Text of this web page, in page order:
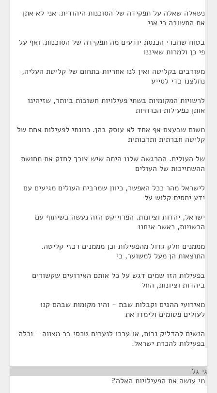
נשאלה שאלה על תפקידה של הסוכנות היהודית. אני לא אתן
את התשובה כי אני
בטוח שחברי הכנסת יודעים מה תפקידה של הסוכנות. ואף על
פי כן ולמרות שאיננו
מעורבים בקליטה ואין לנו אחריות בתחום של קליטת העליה,
נחלצנו כדי לסייע
לרשויות המקומיות בשתי פעילויות חשובות ביותר, שזיהינו
אותן כפעילות הכרחיות
משום שבעצם אף אחד לא עוסק בהן. כוונתי לפעילות אחת של
קליטה חברתית ותרבותית
של העולים. ההרגשה שלנו היתה שיש צורך לחזק את תחושת
ההשתייכות של העולים
לישראל מהר ככל האפשר, כיוון שמרבית העולים מגיעים עם
ידע יחסית קלוש על
ישראל, יהדות וציונות. הפרוייקט הזה נעשה בשיתוף עם
הרשויות, כאשר אנחנו
מממנים חלק גדול מהפעילות וכן מממנים רכזי קליטה.
התוצאות הן מעל למשוער, כי
בפעילות הזו שמים דגש על כל אותם האירועים שקשורים
ביהדות וציונות, החל
מאירועי ההגים וקבלות שבת - והיו מקומות שבהם קנו
לעולים פטומים ולימדו את
הנשים להדליק נרות, או ערכו לנערים טכסי בר מצווה - וכלה
בפעילות להכרת ישראל.
גי גל
מי עושה את הפעילויות האלה?